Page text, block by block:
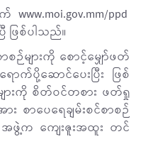
ppd
ဖြစ်ပါသည်။
စဉ်များကို စောင့်မျှော်ဖတ်
က်ပို့ဆောင်ပေးပြီး ဖြစ်
ျားကို စိတ်ဝင်တစား ဖတ်ရှု
စာပေရေချမ်းစင်စာစဉ်
ဖွဲ့က ကျေးဇူးအထူး တင်